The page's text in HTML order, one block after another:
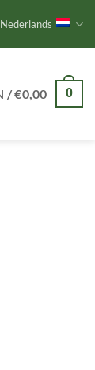
Nederlands
/€0,00 0